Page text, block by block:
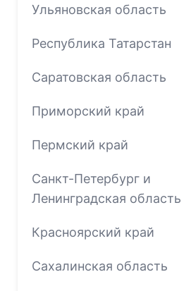
Ульяновская область
Республика Татарстан
Саратовская область
Приморский край
Пермский край
Санкт-Петербург и
Ленинградская область
Красноярский край
Сахалинская область